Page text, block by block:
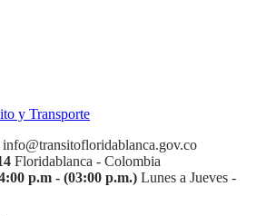
info@transitofloridablanca.gov.co
Floridablanca - Colombia
p.m - (03:00 p.m.) Lunes a Jueves -